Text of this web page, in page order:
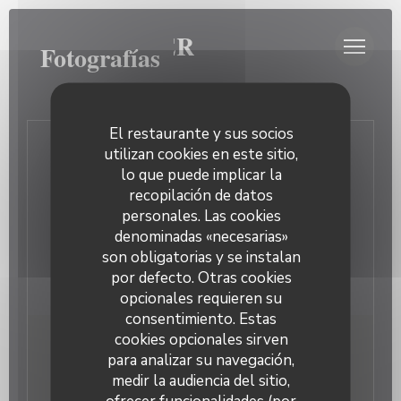
Personalización de sus opciones de cookies
El restaurante y sus socios
utilizan cookies en este sitio,
lo que puede implicar la
recopilación de datos
personales. Las cookies
denominadas «necesarias»
son obligatorias y se instalan
por defecto. Otras cookies
opcionales requieren su
consentimiento. Estas
cookies opcionales sirven
para analizar su navegación,
medir la audiencia del sitio,
AU CLOCHER
Fotografías
Contacto
Reservar una mesa
Privatización
Manténgase al día*
Suscríbase a nuestro boletín para recibir comunicaciones
personalizadas y ofertas de marketing por correo